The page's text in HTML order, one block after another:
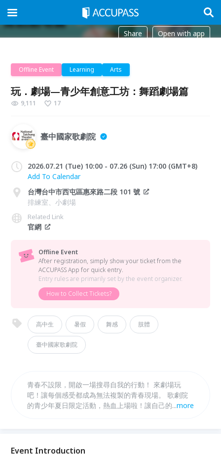
Share Open with app
Offline Event Learning Arts
玩．劇場—青少年創意工坊：舞蹈劇場篇
9,111 17
臺中國家歌劇院
2026.07.21 (Tue) 10:00 - 07.26 (Sun) 17:00 (GMT+8)
Add To Calendar
台灣台中市西屯區惠來路二段 101 號
排練室、小劇場
Related Link
官網
Offline Event
After registration, simply show your ticket from the
ACCUPASS App for quick entry.
Entry rules are primarily set by the event organizer.
How to Collect Tickets?
高中生 暑假 舞感 肢體
臺中國家歌劇院
青春不設限，開啟一場搜尋自我的行動！ 來劇場玩
吧！讓每個感受都成為無法複製的青春現場。 歌劇院
的青少年夏日限定活動，熱血上場啦！讓自己的青春身
的青春時刻。
...more
Event Introduction